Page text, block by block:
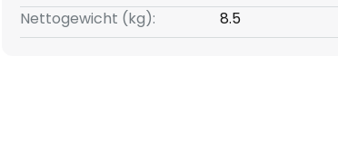
Nettogewicht (kg):
8.5